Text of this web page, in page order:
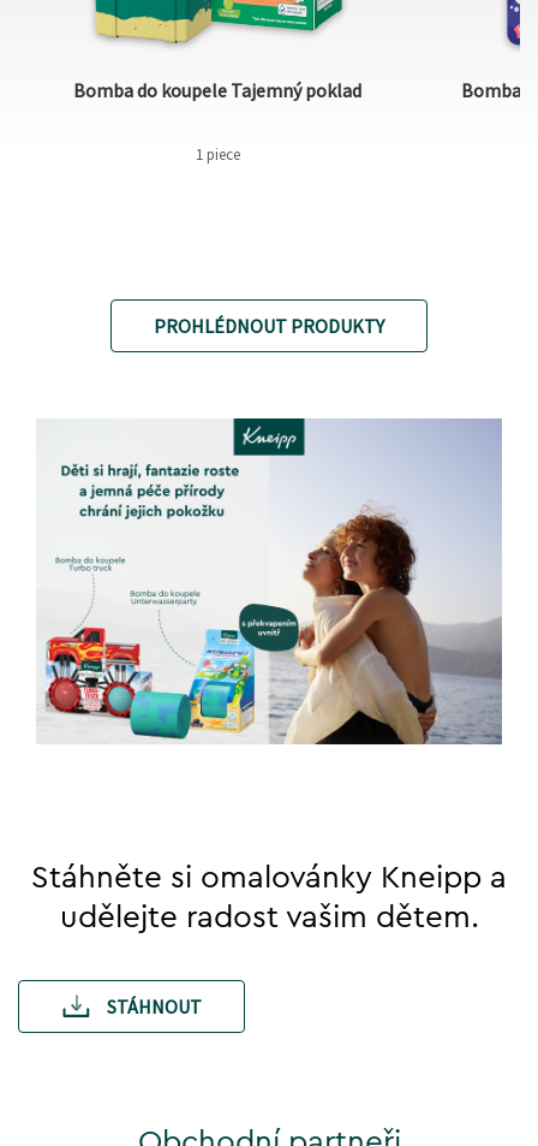
Bomba do koupele Tajemný poklad
1 piece
Bomba
PROHLÉDNOUT PRODUKTY
Stáhněte si omalovánky Kneipp a
udělejte radost vašim dětem.
STÁHNOUT